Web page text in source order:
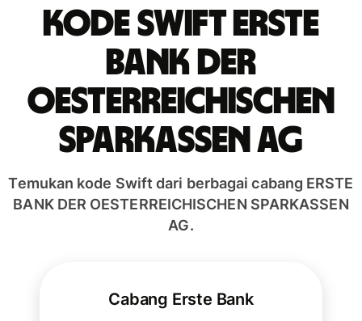
Kode Swift ERSTE
BANK DER
OESTERREICHISCHEN
SPARKASSEN AG
Temukan kode Swift dari berbagai cabang ERSTE
BANK DER OESTERREICHISCHEN SPARKASSEN
AG.
Cabang Erste Bank